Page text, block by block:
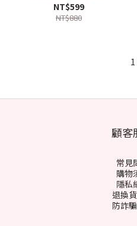
NT$599
NT$880
1
顧客
常見
購物
隱私
退換
防詐